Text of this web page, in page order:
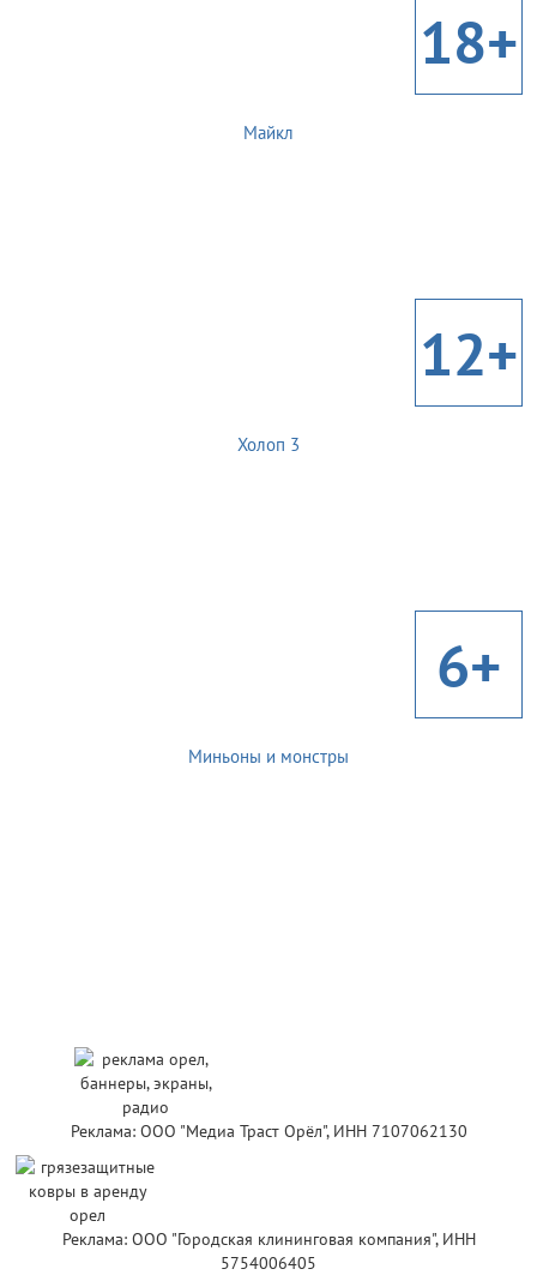
18+
Майкл
12+
Холоп 3
6+
Миньоны и монстры
Реклама: ООО "Медиа Траст Орёл", ИНН 7107062130
Реклама: ООО "Городская клининговая компания", ИНН
5754006405